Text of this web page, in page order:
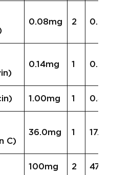
0.08mg 2 0.04mg
0.14mg 1 0.06mg
1.00mg 1 0.49mg
C)
36.0mg 1 17.1mg
100mg 2 47mg